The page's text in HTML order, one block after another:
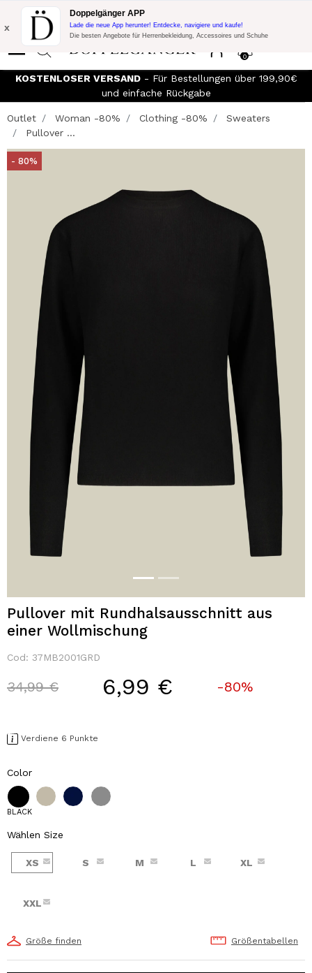
Blitzangebot:
10% Extra-Rabatt auf 300€ Einkauf mit Code:
DOPPEL300
0
x
Doppelgänger APP
Lade die neue App herunter! Entdecke, navigiere und kaufe!
Die besten Angebote für Herrenbekleidung, Accessoires und Schuhe
KOSTENLOSER VERSAND- Für Bestellungen über 199,90€
und einfache Rückgabe
Outlet Woman -80% Clothing -80%
Sweaters
Pullover ...
- 80%
Pullover mit Rundhalsausschnitt aus
einer Wollmischung
Cod: 37MB2001GRD
Price reduced from
34,99 €to 6,99 € -80%
Verdiene 6 Punkte
Color
BLACK
Wählen Size
XS S M L XL
XXL
Größe finden Größentabellen